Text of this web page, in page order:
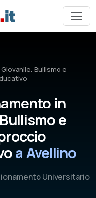
Bullismo e
in
e
a Avellino
Universitario